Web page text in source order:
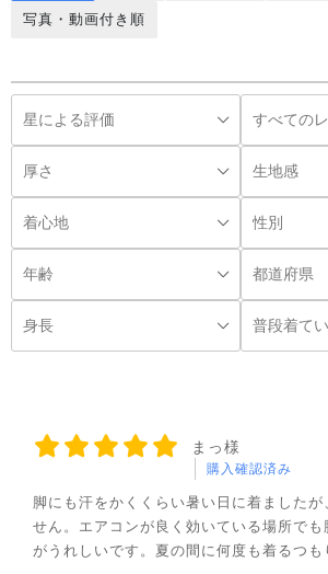
写真・動画付き順
まっ様
購入確認済み
脚にも汗をかくくらい暑い日に着ましたが
せん。エアコンが良く効いている場所でも
がうれしいです。夏の間に何度も着るつも